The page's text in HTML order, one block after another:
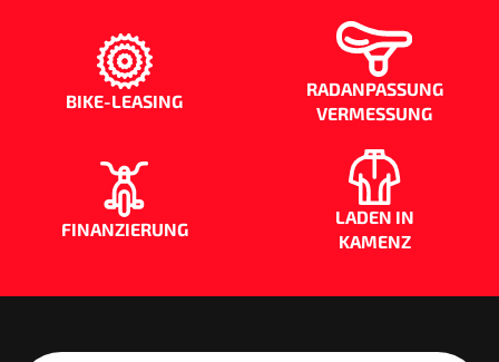
BIKE-LEASING
RADANPASSUNG
VERMESSUNG
FINANZIERUNG
LADEN IN
KAMENZ